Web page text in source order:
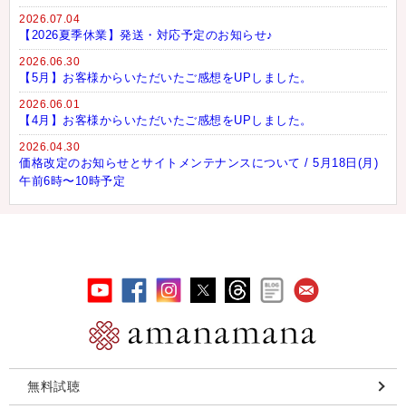
2026.07.04
【2026夏季休業】発送・対応予定のお知らせ♪
2026.06.30
【5月】お客様からいただいたご感想をUPしました。
2026.06.01
【4月】お客様からいただいたご感想をUPしました。
2026.04.30
価格改定のお知らせとサイトメンテナンスについて / 5月18日(月)
午前6時〜10時予定
無料試聴